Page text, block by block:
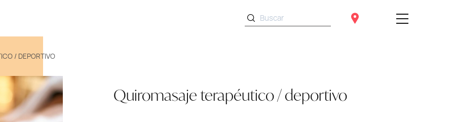
/ DEPORTIVO
Quiromasaje terapéutico / deportivo